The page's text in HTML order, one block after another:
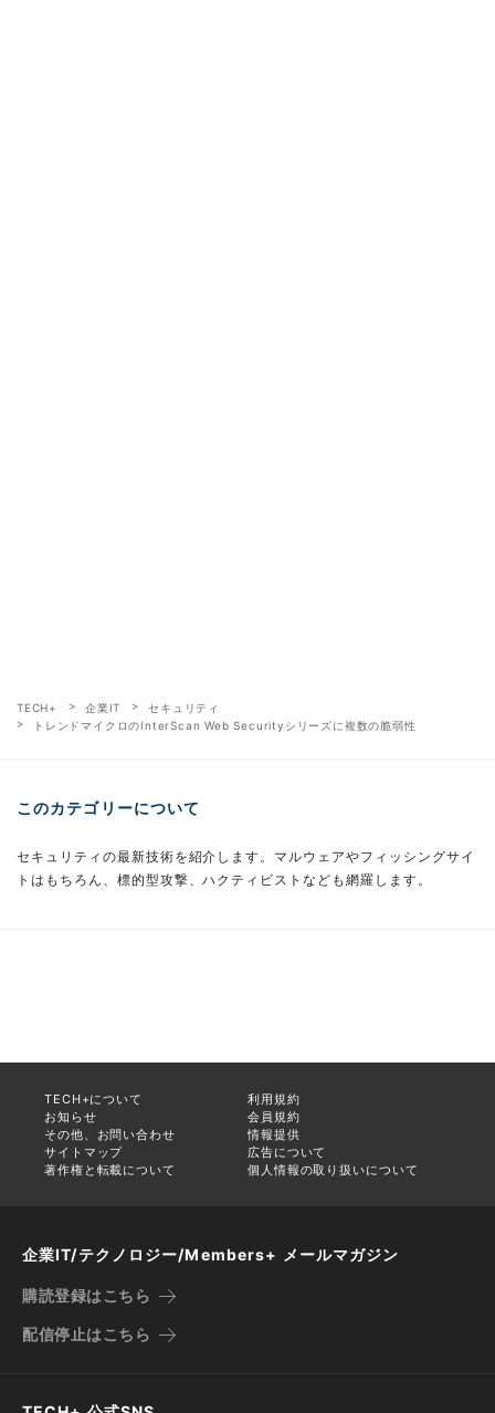
TECH+ 企業IT
セキュリティ
トレンドマイクロのInterScan Web Securityシリーズに複数の脆弱性
このカテゴリーについて
セキュリティの最新技術を紹介します。マルウェアやフィッシングサイ
トはもちろん、標的型攻撃、ハクティビストなども網羅します。
TECH+について
利用規約
お知らせ
会員規約
その他、お問い合わせ
情報提供
サイトマップ
広告について
著作権と転載について
個人情報の取り扱いについて
企業IT/テクノロジー/Members+ メールマガジン
購読登録はこちら
配信停止はこちら